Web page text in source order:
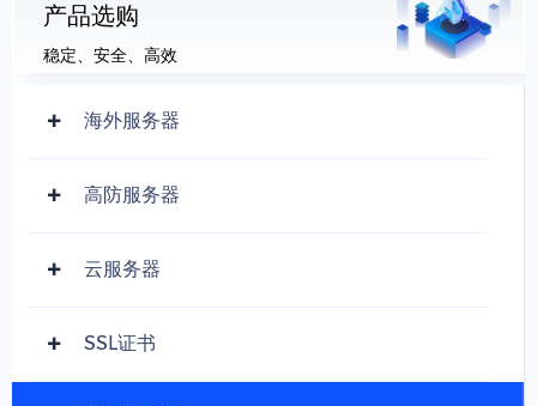
产品选购
稳定、安全、高效
海外服务器
高防服务器
云服务器
SSL证书